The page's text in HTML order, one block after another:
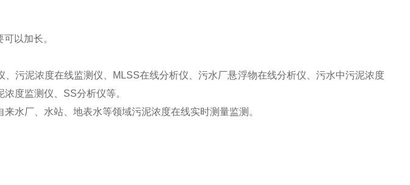
以加长。
污泥浓度在线监测仪、MLSS在线分析仪、污水厂悬浮物在线分析仪、污水中污泥浓度
度监测仪、SS分析仪等。
水厂、水站、地表水等领域污泥浓度在线实时测量监测 。